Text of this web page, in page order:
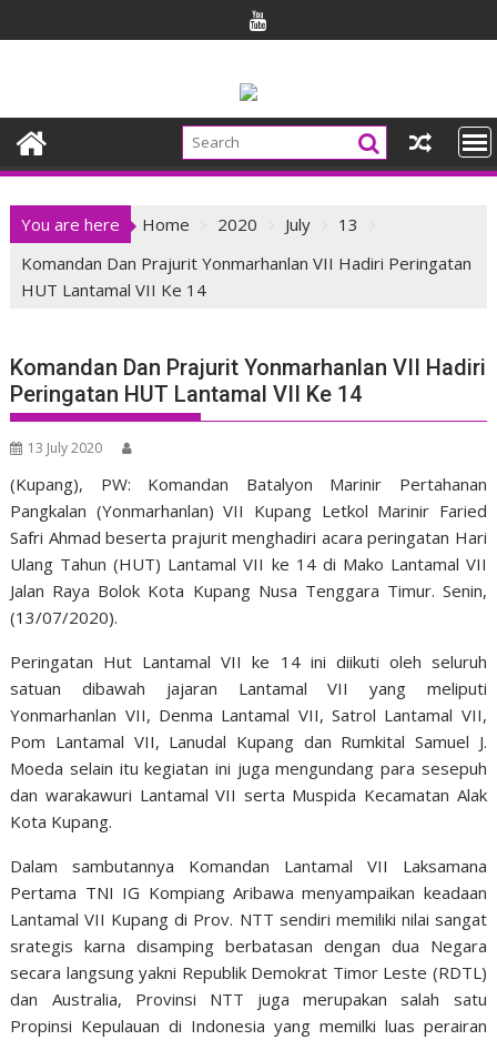
to
You are here Home 2020 July
13
Komandan Dan Prajurit Yonmarhanlan VII Hadiri Peringatan
HUT Lantamal VII Ke 14
Komandan Dan Prajurit Yonmarhanlan VII Hadiri
Peringatan HUT Lantamal VII Ke 14
13 July 2020
(Kupang), PW: Komandan Batalyon Marinir Pertahanan
Pangkalan (Yonmarhanlan) VII Kupang Letkol Marinir Faried
Safri Ahmad beserta prajurit menghadiri acara peringatan Hari
Ulang Tahun (HUT) Lantamal VII ke 14 di Mako Lantamal VII
Jalan Raya Bolok Kota Kupang Nusa Tenggara Timur. Senin,
(13/07/2020).
Peringatan Hut Lantamal VII ke 14 ini diikuti oleh seluruh
satuan dibawah jajaran Lantamal VII yang meliputi
Yonmarhanlan VII, Denma Lantamal VII, Satrol Lantamal VII,
Pom Lantamal VII, Lanudal Kupang dan Rumkital Samuel J.
Moeda selain itu kegiatan ini juga mengundang para sesepuh
dan warakawuri Lantamal VII serta Muspida Kecamatan Alak
Kota Kupang.
Dalam sambutannya Komandan Lantamal VII Laksamana
Pertama TNI IG Kompiang Aribawa menyampaikan keadaan
Lantamal VII Kupang di Prov. NTT sendiri memiliki nilai sangat
srategis karna disamping berbatasan dengan dua Negara
secara langsung yakni Republik Demokrat Timor Leste (RDTL)
dan Australia, Provinsi NTT juga merupakan salah satu
Propinsi Kepulauan di Indonesia yang memilki luas perairan